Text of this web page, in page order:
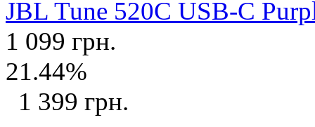
JBL Tune 520C USB-C
1 099 грн.
21.44%
1 399 грн.